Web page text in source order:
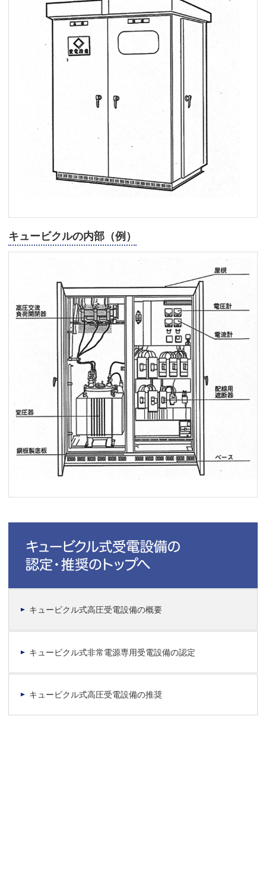
キュービクルの内部（例）
キュービクル式高圧受電設備の概要
キュービクル式非常電源専用受電設備の認定
キュービクル式高圧受電設備の推奨